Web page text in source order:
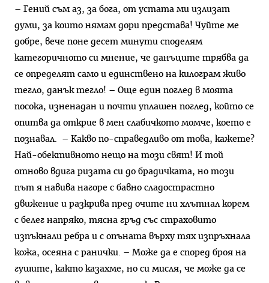
– Гений съм аз, за бога, от устата ми излизат
думи, за които нямам дори представа! Чуйте ме
добре, вече поне десет минути споделям
категоричното си мнение, че данъците трябва да
се определят само и единствено на килограм живо
тегло, данък тегло! – Още един поглед в моята
посока, изненадан и почти уплашен поглед, който се
опитва да открие в мен слабичкото момче, което е
познавал. – Какво по-справедливо от това, кажете?
Най-обективното нещо на този свят! И той
отново вдига ризата си до брадичката, но този
път я навива нагоре с бавно сладострастно
движение и разкрива пред очите ни хлътнал корем
с белег напряко, тясна гръд със страховито
изпъкнали ребра и с опъната върху тях изпръхнала
кожа, осеяна с ранички. – Може да е според броя на
гушите, както казахме, но си мисля, че може да се